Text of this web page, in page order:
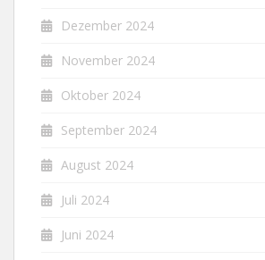
Dezember 2024
November 2024
Oktober 2024
September 2024
August 2024
Juli 2024
Juni 2024